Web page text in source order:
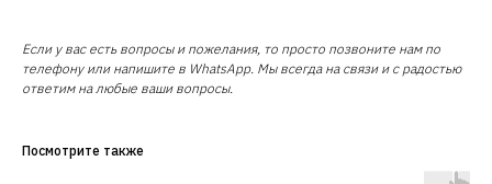
Если у вас есть вопросы и пожелания, то просто позвоните нам по
телефону или напишите в WhatsApp. Мы всегда на связи и с радостью
ответим на любые ваши вопросы.
Посмотрите также